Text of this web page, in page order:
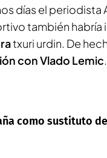
días el periodista
también habría
txuri urdin. De
con Vlado Lemic.
como sustituto